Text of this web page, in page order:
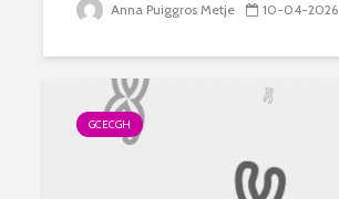
Anna Puiggros Metje 10-04-2026
GCECGH